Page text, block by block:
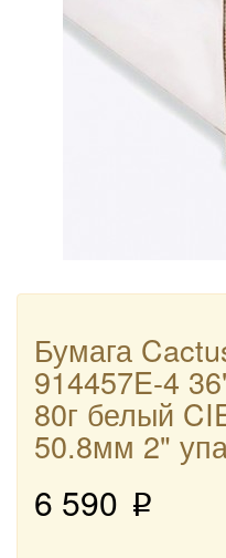
Бумага
914457E-4
80г белый
50.8мм 2"
6 590 p